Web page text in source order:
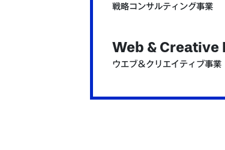
戦略コンサルティング事業
Web & Creative
ウエブ＆クリエイティブ事業